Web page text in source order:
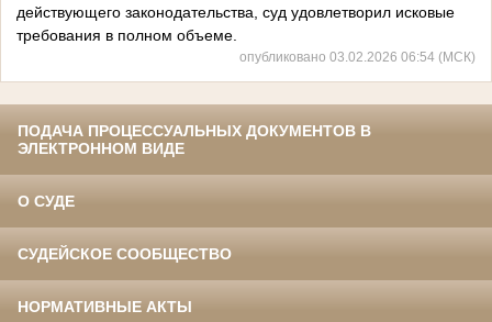
действующего законодательства, суд удовлетворил исковые
требования в полном объеме.
опубликовано 03.02.2026 06:54 (МСК)
ПОДАЧА ПРОЦЕССУАЛЬНЫХ ДОКУМЕНТОВ В
ЭЛЕКТРОННОМ ВИДЕ
О СУДЕ
СУДЕЙСКОЕ СООБЩЕСТВО
НОРМАТИВНЫЕ АКТЫ